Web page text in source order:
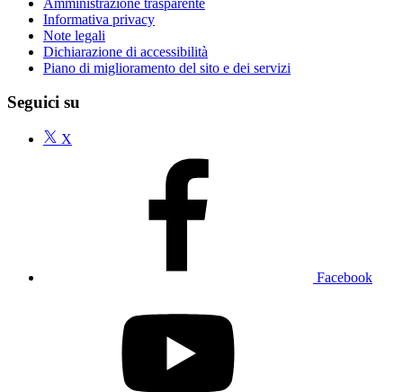
Informativa privacy
Note legali
Dichiarazione di accessibilità
Piano di miglioramento del sito e dei servizi
Seguici su
X
Facebook